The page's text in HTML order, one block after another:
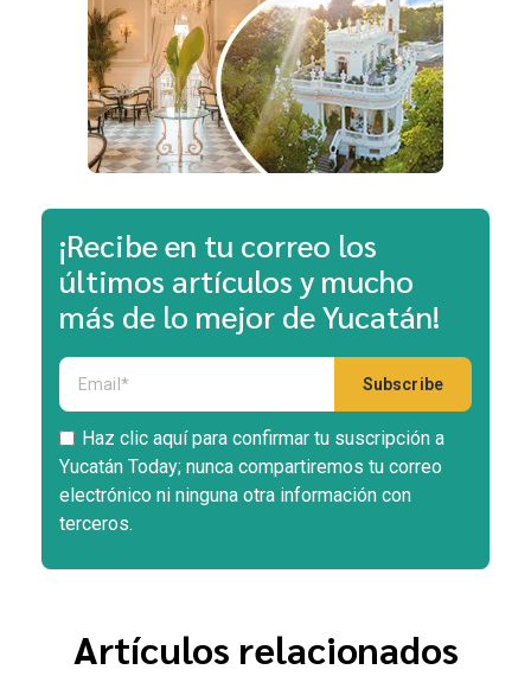
¡Recibe en tu correo los
últimos artículos y mucho
más de lo mejor de Yucatán!
Haz clic aquí para confirmar tu suscripción a
Yucatán Today; nunca compartiremos tu correo
electrónico ni ninguna otra información con
terceros.
Artículos relacionados